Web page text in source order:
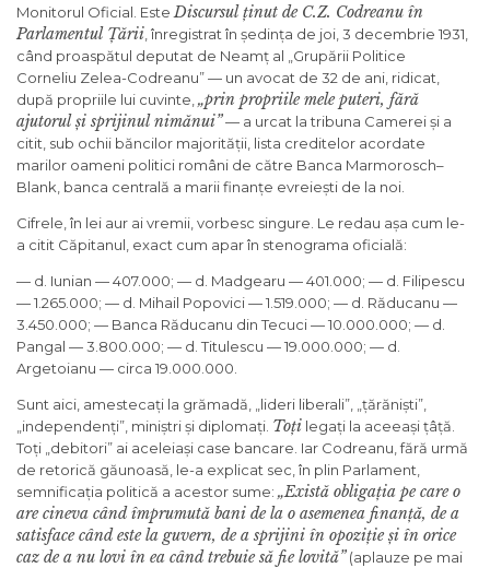
Monitorul Oficial. Este Discursul ținut de C.Z. Codreanu în
Parlamentul Țării , înregistrat în ședința de joi, 3 decembrie 1931,
când proaspătul deputat de Neamț al „Grupării Politice
Corneliu Zelea-Codreanu” — un avocat de 32 de ani, ridicat,
după propriile lui cuvinte, „prin propriile mele puteri, fără
ajutorul și sprijinul nimănui”— a urcat la tribuna Camerei și a
citit, sub ochii băncilor majorității, lista creditelor acordate
marilor oameni politici români de către Banca Marmorosch–
Blank, banca centrală a marii finanțe evreiești de la noi.
Cifrele, în lei aur ai vremii, vorbesc singure. Le redau așa cum le-
a citit Căpitanul, exact cum apar în stenograma oficială:
— d. Iunian — 407.000; — d. Madgearu — 401.000; — d. Filipescu
— 1.265.000; — d. Mihail Popovici — 1.519.000; — d. Răducanu —
3.450.000; — Banca Răducanu din Tecuci — 10.000.000; — d.
Pangal — 3.800.000; — d. Titulescu — 19.000.000; — d.
Argetoianu — circa 19.000.000.
Sunt aici, amestecați la grămadă, „lideri liberali”, „țărăniști”,
„independenți”, miniștri și diplomați. Toți legați la aceeași țâță.
Toți „debitori” ai aceleiași case bancare. Iar Codreanu, fără urmă
de retorică găunoasă, le-a explicat sec, în plin Parlament,
semnificația politică a acestor sume: „Există obligația pe care o
are cineva când împrumută bani de la o asemenea finanță, de a
satisface când este la guvern, de a sprijini în opoziție și în orice
caz de a nu lovi în ea când trebuie să fie lovită”(aplauze pe mai